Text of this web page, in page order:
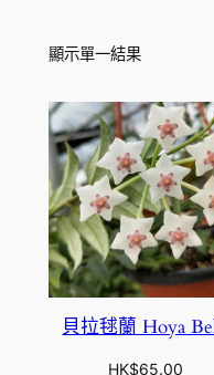
顯示單一結果
貝拉毬蘭 Hoya
HK$65.00